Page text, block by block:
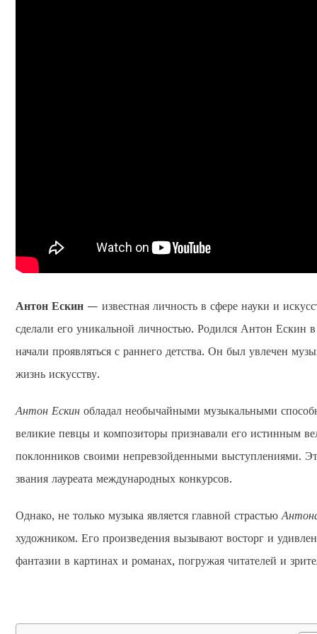
Антон Ескин — известная личность в сфере науки и
сделали его уникальной личностью. Родился Антон Ескин
начали проявляться с раннего детства. Он был увлечен
жизнь искусству.
Антон Ескин обладал необычайными музыкальными
великие певцы и композиторы признавали его истинным
поклонников своими непревзойденными выступлениями.
звания лауреата международных конкурсов.
Однако, не только музыка является главной страстью
художником. Его произведения вызывают восторг и
фантазии в картинах и романах, погружая читателей и